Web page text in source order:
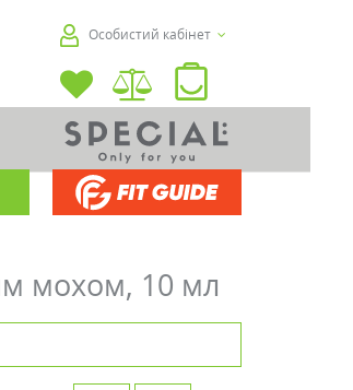
Особистий кабінет
мохом, 10 мл